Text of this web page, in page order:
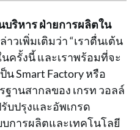
บริหาร ฝ่ายการผลิตใน
าวเพิ่มเติมว่า “เราตื่นเต้น
ครั้งนี้ และเราพร้อมที่จะ
Smart Factory หรือ
านสากลของ เกรท วอลล์
บปรุงและอัพเกรด
การผลิตและเทคโนโลยี